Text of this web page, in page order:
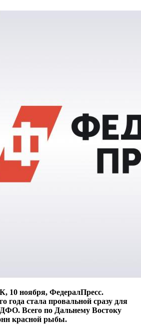
ноября, ФедералПресс.
года стала провальной сразу для
Всего по Дальнему Востоку
красной рыбы.